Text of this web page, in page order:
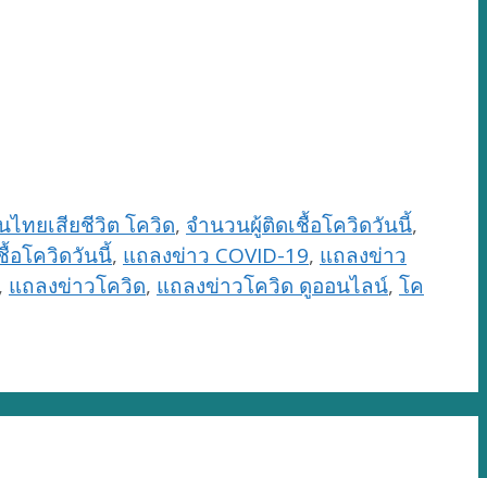
ไทยเสียชีวิต โควิด, จำนวนผู้ติดเชื้อโควิดวันนี้,
อโควิดวันนี้, แถลงข่าว COVID-19, แถลงข่าว
, แถลงข่าวโควิด, แถลงข่าวโควิด ดูออนไลน์, โค